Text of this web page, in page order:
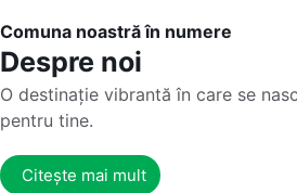
Comuna noastră în numere
Despre noi
O destinație vibrantă în care se
pentru tine.
Citește mai mult